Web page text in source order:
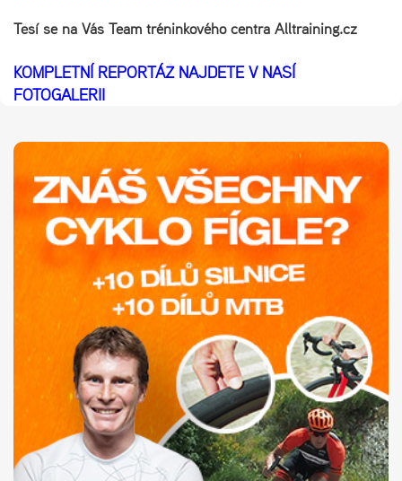
Těší se na Vás Team tréninkového centra Alltraining.cz
KOMPLETNÍ REPORTÁŽ NAJDETE V NAŠÍ
FOTOGALERII